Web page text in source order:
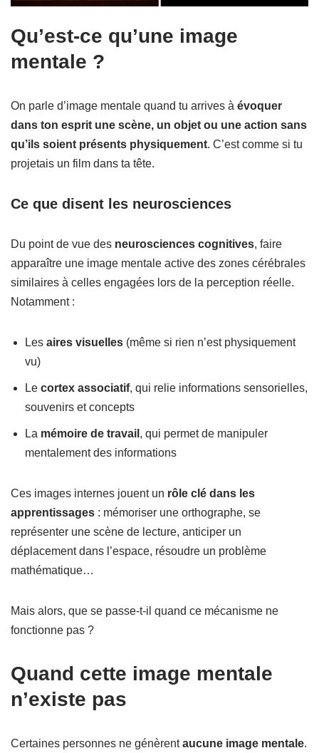
Qu’est-ce qu’une image
mentale ?
On parle d’image mentale quand tu arrives à évoquer
dans ton esprit une scène, un objet ou une action sans
qu’ils soient présents physiquement. C’est comme si tu
projetais un film dans ta tête.
Ce que disent les neurosciences
Du point de vue des neurosciences cognitives, faire
apparaître une image mentale active des zones cérébrales
similaires à celles engagées lors de la perception réelle.
Notamment :
Les aires visuelles (même si rien n’est physiquement
vu)
Le cortex associatif, qui relie informations sensorielles,
souvenirs et concepts
La mémoire de travail , qui permet de manipuler
mentalement des informations
Ces images internes jouent un rôle clé dans les
apprentissages : mémoriser une orthographe, se
représenter une scène de lecture, anticiper un
déplacement dans l’espace, résoudre un problème
mathématique…
Mais alors, que se passe-t-il quand ce mécanisme ne
fonctionne pas ?
Quand cette image mentale
n’existe pas
Certaines personnes ne génèrentaucune image mentale.